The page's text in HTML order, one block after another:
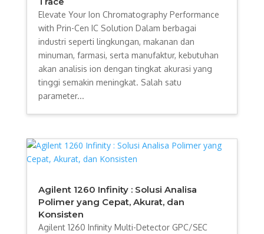
Elevate Your Ion Chromatography Performance
with Prin-Cen IC Solution Dalam berbagai
industri seperti lingkungan, makanan dan
minuman, farmasi, serta manufaktur, kebutuhan
akan analisis ion dengan tingkat akurasi yang
tinggi semakin meningkat. Salah satu
parameter...
Agilent 1260 Infinity : Solusi Analisa
Polimer yang Cepat, Akurat, dan
Konsisten
Agilent 1260 Infinity Multi-Detector GPC/SEC